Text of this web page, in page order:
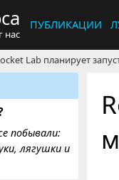
нас
ПУБЛИКАЦИИ
Lab планирует
побывали:
лягушки и